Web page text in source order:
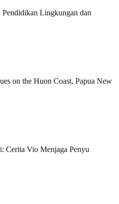
Lingkungan dan
on the Huon Coast, Papua New
Cerita Vio Menjaga Penyu